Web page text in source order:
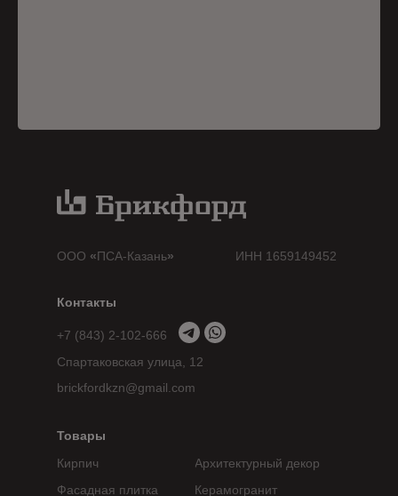
ИНН 1659149452
Фасадная плитка
Кирпич
Архитектурный декор
Керамогранит
Товары
Контакты
+7 (843) 2-102-666
ООО «ПСА-Казань»
brickfordkzn@gmail.com
Спартаковская улица, 12